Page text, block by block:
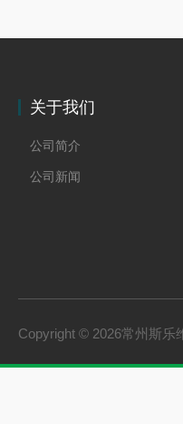
关于我们
公司简介
公司新闻
Copyright © 2026常州斯